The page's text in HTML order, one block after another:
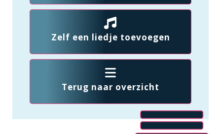
Zelf een liedje toevoegen
Terug naar overzicht